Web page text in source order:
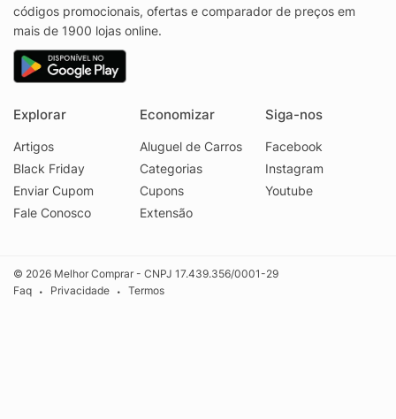
códigos promocionais, ofertas e comparador de preços em
mais de 1900 lojas online.
Explorar
Artigos
Black Friday
Enviar Cupom
Fale Conosco
Economizar
Aluguel de Carros
Categorias
Cupons
Extensão
Siga-nos
Facebook
Instagram
Youtube
© 2026 Melhor Comprar - CNPJ 17.439.356/0001-29
Faq
• Privacidade • Termos